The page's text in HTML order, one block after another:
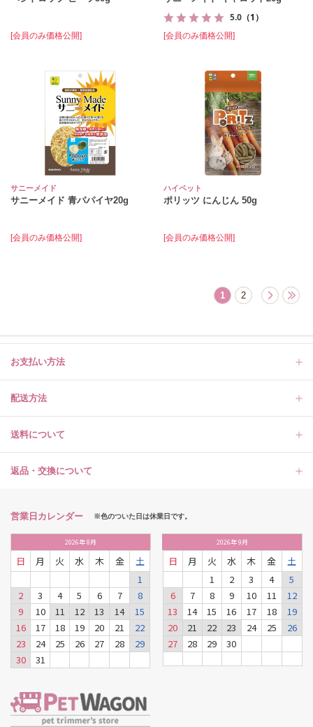
[会員のみ価格公開]
5.0 （1）
[会員のみ価格公開]
サニーメイド
サニーメイド 青パパイヤ20g
[会員のみ価格公開]
ハイペット
ポリッツ にんじん 50g
[会員のみ価格公開]
1 2
お支払い方法
配送方法
送料について
返品・交換について
営業日カレンダー ※色のついた日は休業日です。
2026年8月
日 月 火 水 木 金
土
1
2
3 4 5 6 7
8
9
10 11 12 13 14
15
16
17 18 19 20 21
22
23
24 25 26 27 28
29
30
31
2026年9月
日 月 火 水 木 金
土
1
2 3 4
5
6
7 8 9 10 11
12
13
14 15 16 17 18
19
20
21 22 23 24 25
26
27
28 29 30